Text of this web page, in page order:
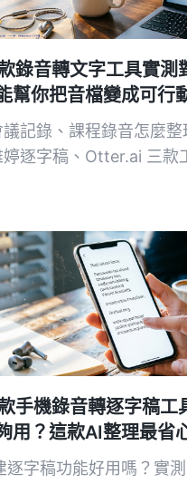
錄音轉文字工具實測
幫你把音檔變成可行
記錄、課程錄音怎麼整
逐字稿、Otter.ai 三款
手機錄音轉逐字稿工
用？這款AI整理最省
逐字稿功能好用嗎？實